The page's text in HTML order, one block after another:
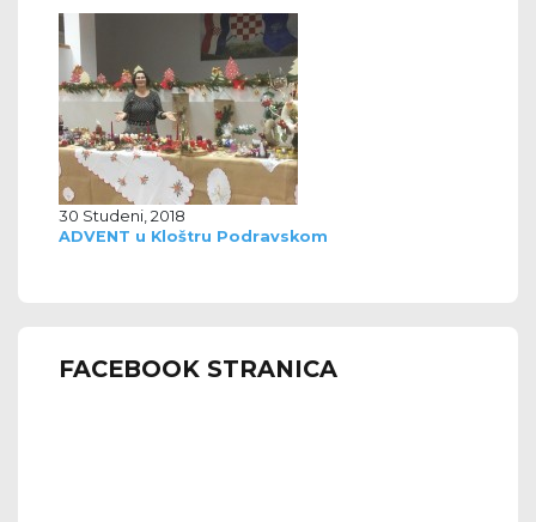
30 Studeni, 2018
ADVENT u Kloštru Podravskom
FACEBOOK STRANICA